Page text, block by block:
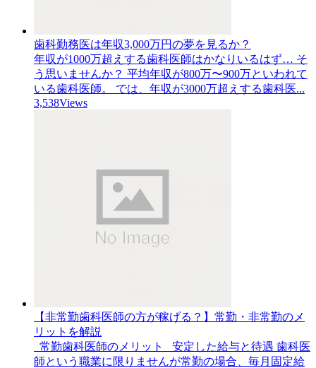
歯科勤務医は年収3,000万円の夢を見るか？
年収が1000万超えする歯科医師はかなりいるはず… そ
う思いませんか？ 平均年収が800万〜900万といわれて
いる歯科医師。 では、年収が3000万超えする歯科医...
3,538Views
【非常勤歯科医師の方が稼げる？】常勤・非常勤のメ
リットを解説
常勤歯科医師のメリット 安定した給与と待遇 歯科医
師という職業に限りませんが常勤の場合、毎月固定給